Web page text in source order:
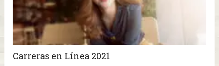
Carreras en Línea 2021